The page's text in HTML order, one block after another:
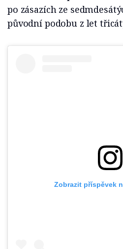
po zásazích ze
původní podobu z let
Zobrazit příspěvek